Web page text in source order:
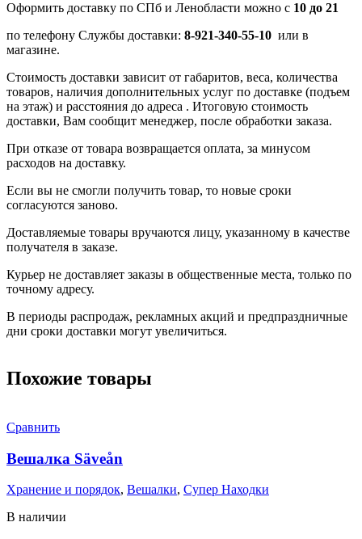
Оформить доставку по СПб и Ленобласти можно с 10 до 21
по телефону Службы доставки: 8-921-340-55-10 или в
магазине.
Стоимость доставки зависит от габаритов, веса, количества
товаров, наличия дополнительных услуг по доставке (подъем
на этаж) и расстояния до адреса . Итоговую стоимость
доставки, Вам сообщит менеджер, после обработки заказа.
При отказе от товара возвращается оплата, за минусом
расходов на доставку.
Если вы не смогли получить товар, то новые сроки
согласуются заново.
Доставляемые товары вручаются лицу, указанному в качестве
получателя в заказе.
Курьер не доставляет заказы в общественные места, только по
точному адресу.
В периоды распродаж, рекламных акций и предпраздничные
дни сроки доставки могут увеличиться.
Похожие товары
Сравнить
Вешалка Säveån
Хранение и порядок, Вешалки, Супер Находки
В наличии